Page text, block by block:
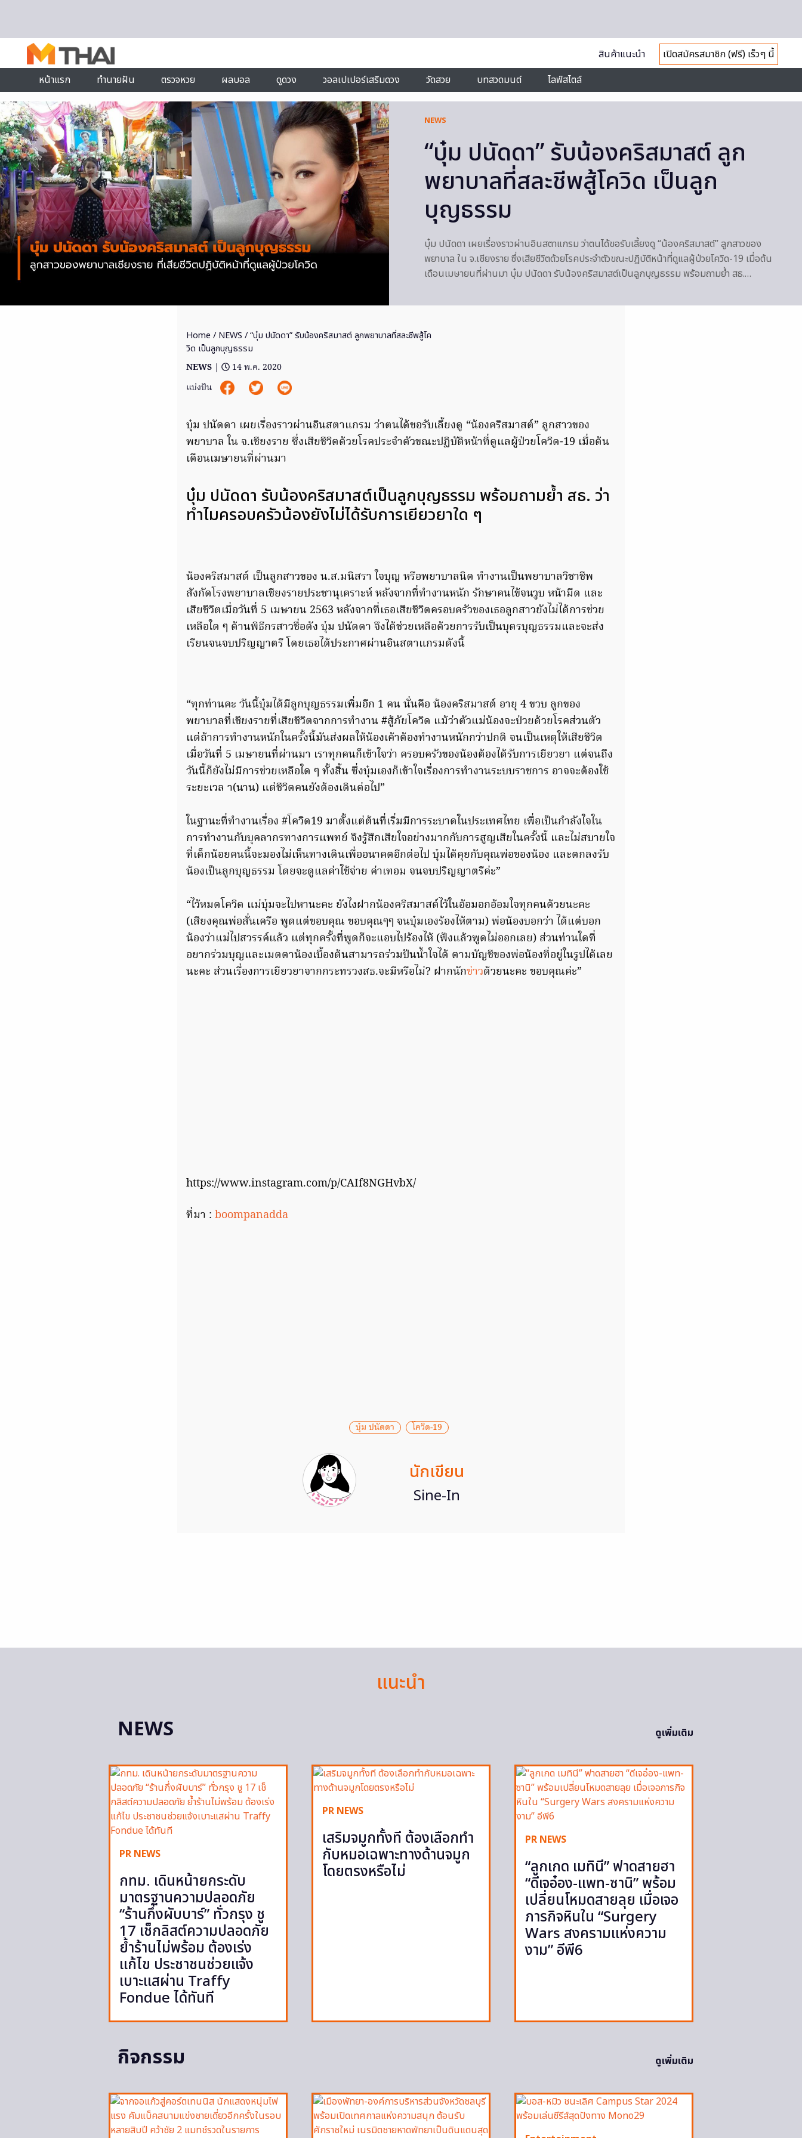
สินค้าแนะนำ
เปิดสมัครสมาชิก (ฟรี) เร็วๆ นี้
หน้าแรก
ทำนายฝัน ตรวจหวย ผลบอล ดูดวง วอลเปเปอร์เสริมดวง วัดสวย บทสวดมนต์ ไลฟ์สไตล์
NEWS
“บุ๋ม ปนัดดา” รับน้องคริสมาสต์ ลูก
พยาบาลที่สละชีพสู้โควิด เป็นลูก
บุญธรรม
บุ๋ม ปนัดดา เผยเรื่องราวผ่านอินสตาแกรม ว่าตนได้ขอรับเลี้ยงดู “น้องคริสมาสต์” ลูกสาวของ
พยาบาล ใน จ.เชียงราย ซึ่งเสียชีวิตด้วยโรคประจำตัวขณะปฏิบัติหน้าที่ดูแลผู้ป่วยโควิด-19 เมื่อต้น
เดือนเมษายนที่ผ่านมา บุ๋ม ปนัดดา รับน้องคริสมาสต์เป็นลูกบุญธรรม พร้อมถามย้ำ สธ.…
Home / NEWS / “บุ๋ม ปนัดดา” รับน้องคริสมาสต์ ลูกพยาบาลที่สละชีพสู้โค
วิด เป็นลูกบุญธรรม
NEWS |
14 พ.ค. 2020
แบ่งปัน
บุ๋ม ปนัดดา เผยเรื่องราวผ่านอินสตาแกรม ว่าตนได้ขอรับเลี้ยงดู “น้องคริสมาสต์” ลูกสาวของ
พยาบาล ใน จ.เชียงราย ซึ่งเสียชีวิตด้วยโรคประจำตัวขณะปฏิบัติหน้าที่ดูแลผู้ป่วยโควิด-19 เมื่อต้น
เดือนเมษายนที่ผ่านมา
บุ๋ม ปนัดดา รับน้องคริสมาสต์เป็นลูกบุญธรรม พร้อมถามย้ำ สธ. ว่า
ทำไมครอบครัวน้องยังไม่ได้รับการเยียวยาใด ๆ
น้องคริสมาสต์ เป็นลูกสาวของ น.ส.มนิสรา ใจบุญ หรือพยาบาลนิด ทำงานเป็นพยาบาลวิชาชีพ
สังกัดโรงพยาบาลเชียงรายประชานุเคราะห์ หลังจากที่ทำงานหนัก รักษาคนไข้จนวูบ หน้ามืด และ
เสียชีวิตเมื่อวันที่ 5 เมษายน 2563 หลังจากที่เธอเสียชีวิตครอบครัวของเธอลูกสาวยังไม่ได้การช่วย
เหลือใด ๆ ด้านพิธีกรสาวชื่อดัง บุ๋ม ปนัดดา จึงได้ช่วยเหลือด้วยการรับเป็นบุตรบุญธรรมและจะส่ง
เรียนจนจบปริญญาตรี โดยเธอได้ประกาศผ่านอินสตาแกรมดังนี้
“ทุกท่านคะ วันนี้บุ๋มได้มีลูกบุญธรรมเพิ่มอีก 1 คน นั่นคือ น้องคริสมาสต์ อายุ 4 ขวบ ลูกของ
พยาบาลที่เชียงรายที่เสียชีวิตจากการทำงาน #สู้ภัยโควิด แม้ว่าตัวแม่น้องจะป่วยด้วยโรคส่วนตัว
แต่ถ้าการทำงานหนักในครั้งนี้มันส่งผลให้น้องเค้าต้องทำงานหนักกว่าปกติ จนเป็นเหตุให้เสียชีวิต
เมื่อวันที่ 5 เมษายนที่ผ่านมา เราทุกคนก็เข้าใจว่า ครอบครัวของน้องต้องได้รับการเยียวยา แต่จนถึง
วันนี้ก็ยังไม่มีการช่วยเหลือใด ๆ ทั้งสิ้น ซึ่งบุ๋มเองก็เข้าใจเรื่องการทำงานระบบราชการ อาจจะต้องใช้
ระยะเวล า(นาน) แต่ชีวิตคนยังต้องเดินต่อไป”
ในฐานะที่ทำงานเรื่อง #โควิด19 มาตั้งแต่ต้นที่เริ่มมีการระบาดในประเทศไทย เพื่อเป็นกำลังใจใน
การทำงานกับบุคลากรทางการแพทย์ จึงรู้สึกเสียใจอย่างมากกับการสูญเสียในครั้งนี้ และไม่สบายใจ
ที่เด็กน้อยคนนี้จะมองไม่เห็นทางเดินเพื่ออนาคตอีกต่อไป บุ๋มได้คุยกับคุณพ่อของน้อง และตกลงรับ
น้องเป็นลูกบุญธรรม โดยจะดูแลค่าใช้จ่าย ค่าเทอม จนจบปริญญาตรีค่ะ”
“ไว้หมดโควิด แม่บุ๋มจะไปหานะคะ ยังไงฝากน้องคริสมาสต์ไว้ในอ้อมอกอ้อมใจทุกคนด้วยนะคะ
(เสียงคุณพ่อสั่นเครือ พูดแต่ขอบคุณ ขอบคุณๆๆ จนบุ๋มเองร้องไห้ตาม) พ่อน้องบอกว่า ได้แต่บอก
น้องว่าแม่ไปสวรรค์แล้ว แต่ทุกครั้งที่พูดก็จะแอบไปร้องไห้ (ฟังแล้วพูดไม่ออกเลย) ส่วนท่านใดที่
อยากร่วมบุญและเมตตาน้องเบื้องต้นสามารถร่วมปันน้ำใจได้ ตามบัญชีของพ่อน้องที่อยู่ในรูปได้เลย
นะคะ ส่วนเรื่องการเยียวยาจากกระทรวงสธ.จะมีหรือไม่? ฝากนักข่าวด้วยนะคะ ขอบคุณค่ะ”
https://www.instagram.com/p/CAIf8NGHvbX/
ที่มา : boompanadda
บุ๋ม ปนัดดา โควิด-19
นักเขียน
Sine-In
แนะนำ
NEWS
ดูเพิ่มเติม
PR NEWS
กทม. เดินหน้ายกระดับ
มาตรฐานความปลอดภัย
“ร้านกึ่งผับบาร์” ทั่วกรุง ชู
17 เช็กลิสต์ความปลอดภัย
ย้ำร้านไม่พร้อม ต้องเร่ง
แก้ไข ประชาชนช่วยแจ้ง
เบาะแสผ่าน Traffy
Fondue ได้ทันที
PR NEWS
เสริมจมูกทั้งที ต้องเลือกทำ
กับหมอเฉพาะทางด้านจมูก
โดยตรงหรือไม่
PR NEWS
“ลูกเกด เมทินี” ฟาดสายฮา
“ดีเจอ๋อง-แพท-ซานิ” พร้อม
เปลี่ยนโหมดสายลุย เมื่อเจอ
ภารกิจหินใน “Surgery
Wars สงครามแห่งความ
งาม” อีพี6
กิจกรรม ดูเพิ่มเติม